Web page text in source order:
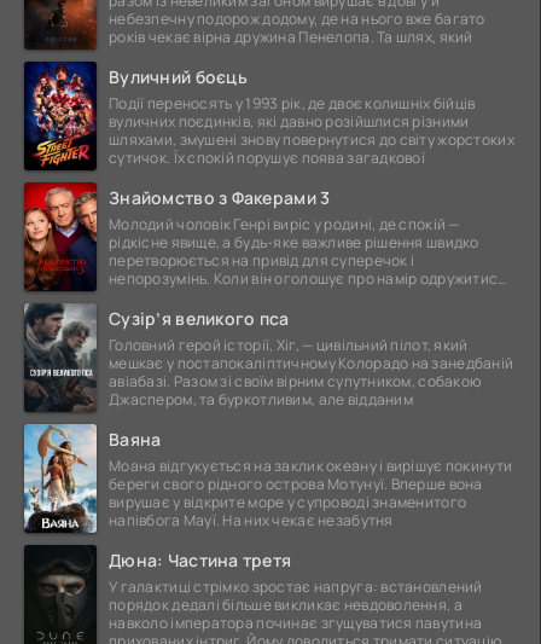
небезпечну подорож додому, де на нього вже багато
років чекає вірна дружина Пенелопа. Та шлях, який
Вуличний боєць
Події переносять у 1993 рік, де двоє колишніх бійців
вуличних поєдинків, які давно розійшлися різними
шляхами, змушені знову повернутися до світу жорстоких
сутичок. Їх спокій порушує поява загадкової
Знайомство з Факерами 3
Молодий чоловік Генрі виріс у родині, де спокій —
рідкісне явище, а будь-яке важливе рішення швидко
перетворюється на привід для суперечок і
непорозумінь. Коли він оголошує про намір одружитися,
Сузір’я великого пса
Головний герой історії, Хіг, — цивільний пілот, який
мешкає у постапокаліптичному Колорадо на занедбаній
авіабазі. Разом зі своїм вірним супутником, собакою
Джаспером, та буркотливим, але відданим
Ваяна
Моана відгукується на заклик океану і вирішує покинути
береги свого рідного острова Мотунуї. Вперше вона
вирушає у відкрите море у супроводі знаменитого
напівбога Мауї. На них чекає незабутня
Дюна: Частина третя
У галактиці стрімко зростає напруга: встановлений
порядок дедалі більше викликає невдоволення, а
навколо імператора починає згущуватися павутина